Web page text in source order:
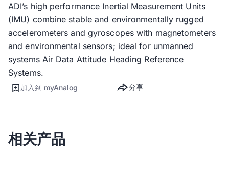
ADI’s high performance Inertial Measurement Units
(IMU) combine stable and environmentally rugged
accelerometers and gyroscopes with magnetometers
and environmental sensors; ideal for unmanned
systems Air Data Attitude Heading Reference
Systems.
加入到 myAnalog 分享
相关产品